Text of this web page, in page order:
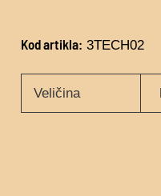
Kod artikla: 3TECH02
Veličina